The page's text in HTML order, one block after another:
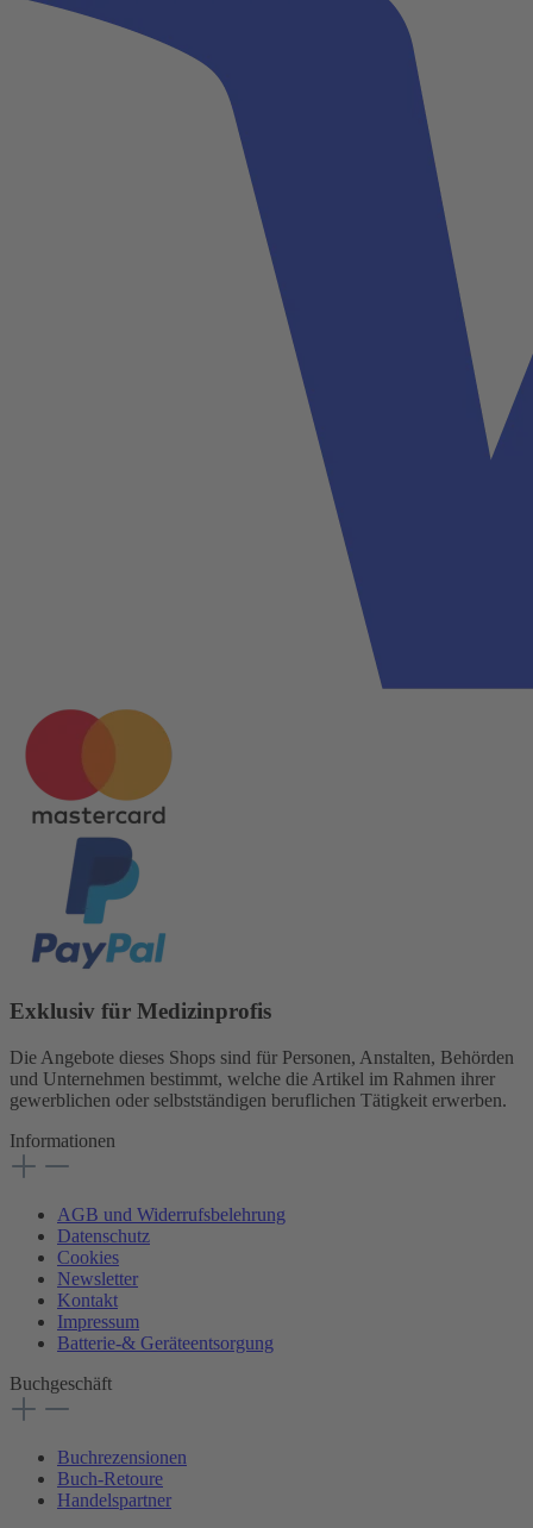
Exklusiv für Medizinprofis
Die Angebote dieses Shops sind für Personen, Anstalten, Behörden
und Unternehmen bestimmt, welche die Artikel im Rahmen ihrer
gewerblichen oder selbstständigen beruflichen Tätigkeit erwerben.
Informationen
AGB und Widerrufsbelehrung
Datenschutz
Cookies
Newsletter
Kontakt
Impressum
Batterie-& Geräteentsorgung
Buchgeschäft
Buchrezensionen
Buch-Retoure
Handelspartner